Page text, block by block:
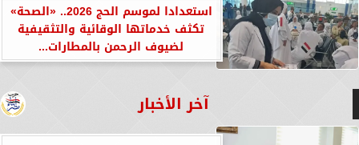
استعدادا لموسم الحج 2026.. «الصحة»
تكثف خدماتها الوقائية والتثقيفية
لضيوف الرحمن بالمطارات...
آخر الأخبار